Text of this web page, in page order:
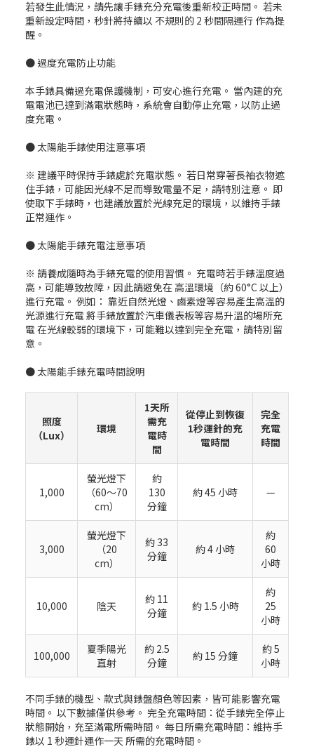
若發生此情況，請先讓手錶充分充電後重新校正時間。 若未
重新設定時間，秒針將持續以 不規則的 2 秒間隔運行 作為提
醒。
● 過度充電防止功能
本手錶具備過充電保護機制，可安心進行充電。 當內建的充
電電池已達到滿電狀態時，系統會自動停止充電，以防止過
度充電。
● 太陽能手錶使用注意事項
※ 建議平時保持手錶處於充電狀態。 若日常穿著長袖衣物遮
住手錶，可能因光線不足而導致電量不足，請特別注意。 即
使取下手錶時，也建議放置於光線充足的環境，以維持手錶
正常運作。
● 太陽能手錶充電注意事項
※ 請養成隨時為手錶充電的使用習慣。 充電時若手錶溫度過
高，可能導致故障，因此請避免在 高溫環境（約 60°C 以上）
進行充電。 例如： 靠近自然光燈、鹵素燈等容易產生高溫的
光源進行充電 將手錶放置於汽車儀表板等容易升溫的場所充
電 在光線較弱的環境下，可能難以達到完全充電，請特別留
意。
● 太陽能手錶充電時間說明
照度
（Lux）
環境
1天所
需充
電時
間
從停止到恢復
1秒運針的充
電時間
完全
充電
時間
1,000
螢光燈下
（60～70
cm）
約
130
分鐘
約 45 小時 —
3,000
螢光燈下
（20
cm）
約 33
分鐘
約 4 小時
約
60
小時
10,000 陰天
約 11
分鐘
約 1.5 小時
約
25
小時
100,000
夏季陽光
直射
約 2.5
分鐘
約 15 分鐘
約 5
小時
不同手錶的機型、款式與錶盤顏色等因素，皆可能影響充電
時間。 以下數據僅供參考。 完全充電時間：從手錶完全停止
狀態開始，充至滿電所需時間。 每日所需充電時間：維持手
錶以 1 秒運針運作一天 所需的充電時間。